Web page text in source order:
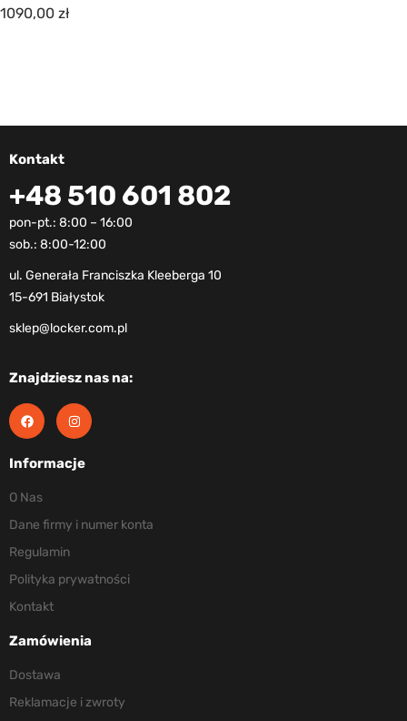
1090,00 zł
Kontakt
+48 510 601 802
pon-pt.: 8:00 – 16:00
sob.: 8:00-12:00
ul. Generała Franciszka Kleeberga 10
15-691 Białystok
sklep@locker.com.pl
Znajdziesz nas na:
Informacje
O Nas
Dane firmy i numer konta
Regulamin
Polityka prywatności
Kontakt
Zamówienia
Dostawa
Reklamacje i zwroty